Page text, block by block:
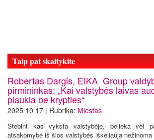
Taip pat skaitykite
Robertas Dargis, EIKA Group
pirmininkas: „Kai valstybės laivas
plaukia be krypties“
2025 10 17 | Rubrika: Miestas
Stebint kas vyksta valstybėje, belieka vėl
atsakomybė iš šios valstybės iškeliauja nežinoma